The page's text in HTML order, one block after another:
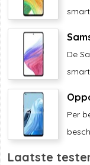
De
Per
Laatste